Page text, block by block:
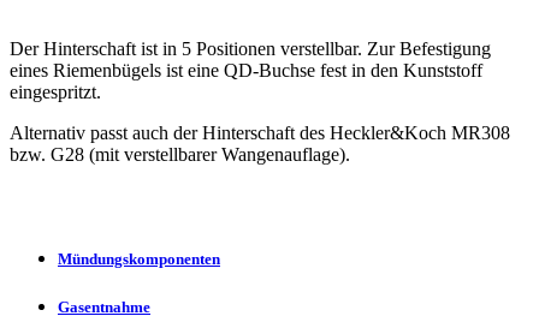
Der Hinterschaft ist in 5 Positionen verstellbar. Zur Befestigung
eines Riemenbügels ist eine QD-Buchse fest in den Kunststoff
eingespritzt.
Alternativ passt auch der Hinterschaft des Heckler&Koch MR308
bzw. G28 (mit verstellbarer Wangenauflage).
Mündungskomponenten
Gasentnahme